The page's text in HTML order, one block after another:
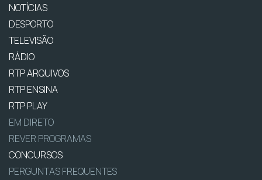
NOTÍCIAS
DESPORTO
TELEVISÃO
RÁDIO
RTP ARQUIVOS
RTP ENSINA
RTP PLAY
EM DIRETO
REVER PROGRAMAS
CONCURSOS
PERGUNTAS FREQUENTES